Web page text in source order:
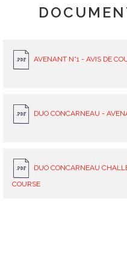
AVENANT N°1 - AVIS DE
DUO CONCARNEAU -
DUO CONCARNEAU
COURSE